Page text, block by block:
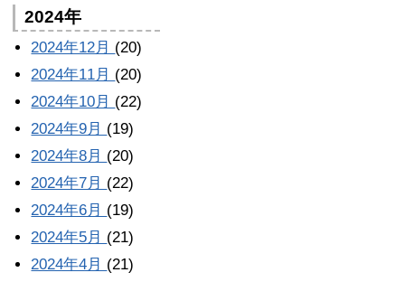
2024年
2024年12月 (20)
2024年11月 (20)
2024年10月 (22)
2024年9月 (19)
2024年8月 (20)
2024年7月 (22)
2024年6月 (19)
2024年5月 (21)
2024年4月 (21)